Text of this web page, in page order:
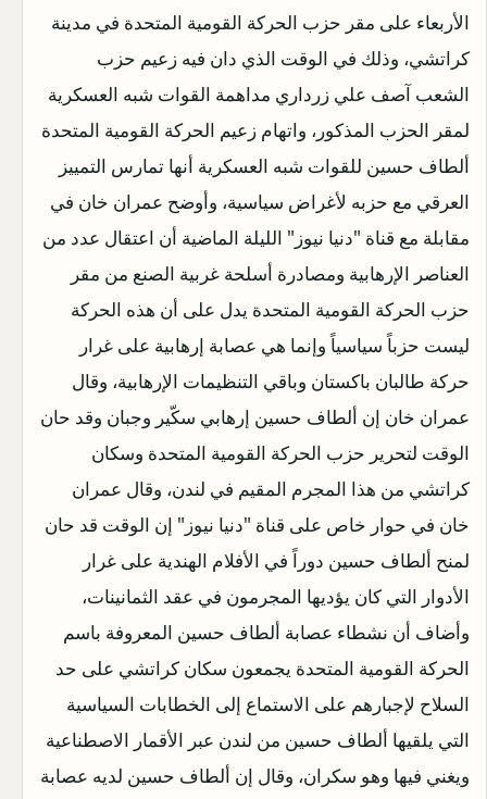
الأربعاء على مقر حزب الحركة القومية المتحدة في مدينة
كراتشي، وذلك في الوقت الذي دان فيه زعيم حزب
الشعب آصف علي زرداري مداهمة القوات شبه العسكرية
لمقر الحزب المذكور، واتهام زعيم الحركة القومية المتحدة
ألطاف حسين للقوات شبه العسكرية أنها تمارس التمييز
العرقي مع حزبه لأغراض سياسية، وأوضح عمران خان في
مقابلة مع قناة "دنيا نيوز" الليلة الماضية أن اعتقال عدد من
العناصر الإرهابية ومصادرة أسلحة غربية الصنع من مقر
حزب الحركة القومية المتحدة يدل على أن هذه الحركة
ليست حزباً سياسياً وإنما هي عصابة إرهابية على غرار
حركة طالبان باكستان وباقي التنظيمات الإرهابية، وقال
عمران خان إن ألطاف حسين إرهابي سكّير وجبان وقد حان
الوقت لتحرير حزب الحركة القومية المتحدة وسكان
كراتشي من هذا المجرم المقيم في لندن، وقال عمران
خان في حوار خاص على قناة "دنيا نيوز" إن الوقت قد حان
لمنح ألطاف حسين دوراً في الأفلام الهندية على غرار
الأدوار التي كان يؤديها المجرمون في عقد الثمانينات،
وأضاف أن نشطاء عصابة ألطاف حسين المعروفة باسم
الحركة القومية المتحدة يجمعون سكان كراتشي على حد
السلاح لإجبارهم على الاستماع إلى الخطابات السياسية
التي يلقيها ألطاف حسين من لندن عبر الأقمار الاصطناعية
ويغني فيها وهو سكران، وقال إن ألطاف حسين لديه عصابة